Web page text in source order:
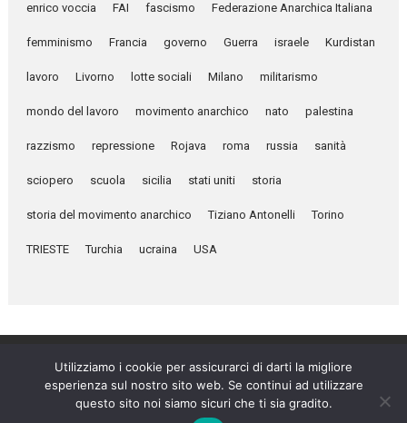
enrico voccia FAI fascismo Federazione Anarchica Italiana
femminismo Francia governo Guerra israele Kurdistan
lavoro Livorno lotte sociali Milano militarismo
mondo del lavoro movimento anarchico nato palestina
razzismo repressione Rojava roma russia sanità
sciopero scuola sicilia stati uniti storia
storia del movimento anarchico Tiziano Antonelli Torino
TRIESTE Turchia ucraina USA
Umanità Nova © 2026
Utilizziamo i cookie per assicurarci di darti la migliore
esperienza sul nostro sito web. Se continui ad utilizzare
questo sito noi siamo sicuri che ti sia gradito.